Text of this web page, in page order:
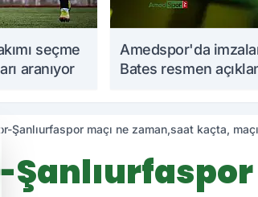
seçme
aranıyor
Amedspor'da
Bates resmen
Şanlıurfaspor maçı ne zaman,saat kaçta,